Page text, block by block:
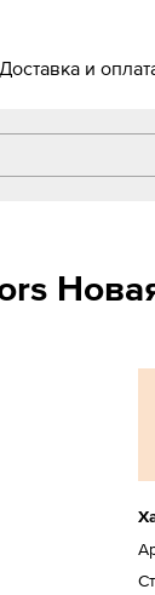
Доставка и